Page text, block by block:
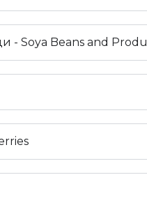
- Soya Beans and